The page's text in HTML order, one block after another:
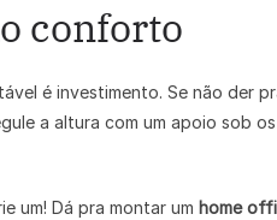
conforto
é investimento. Se não der
a altura com um apoio sob
um! Dá pra montar um home